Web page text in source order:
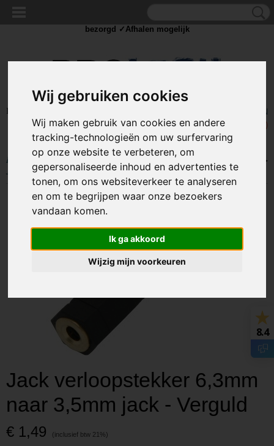
Wij gebruiken cookies
Wij maken gebruik van cookies en andere
tracking-technologieën om uw surfervaring
op onze website te verbeteren, om
gepersonaliseerde inhoud en advertenties te
tonen, om ons websiteverkeer te analyseren
en om te begrijpen waar onze bezoekers
vandaan komen.
Ik ga akkoord
Wijzig mijn voorkeuren
Inloggen
UW WINKELWAGEN
Geen producten
(0)
Home >BEELD EN GELUID > Kabels en Splitters>
>
Jack verloopstekker 6,3mm naar 3,5mm jack - Verguld
Jack verloopstekker 6,3mm
naar 3,5mm jack - Verguld
€ 1,49
bezorgd ✓Afhalen mogelijk
8.4